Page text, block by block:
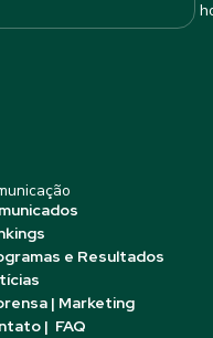
e Resultados
| Marketing
| FAQ